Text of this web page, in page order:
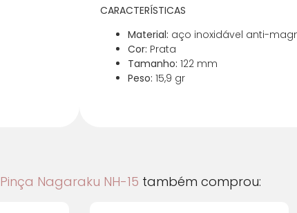
1x de R$ 24,44 sem juros
2x de R$ 12,22 sem juros
3x de R$ 8,15 sem juros
CARACTERÍSTICAS
Material: aço inoxidável anti-
Cor: Prata
Tamanho: 122 mm
Peso: 15,9 gr
Pinça Nagaraku NH-15 também comprou: